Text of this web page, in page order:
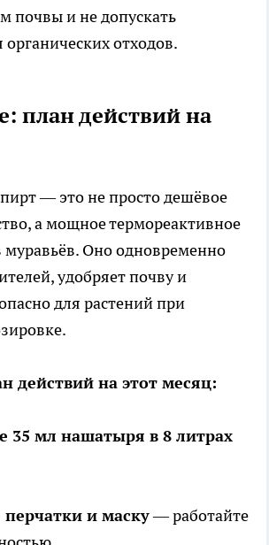
почвы и не допускать
органических отходов.
план действий на
— это не просто дешёвое
а мощное термореактивное
Оно одновременно
удобряет почву и
для растений при
действий на этот месяц:
35 мл нашатыря в 8 литрах
перчатки и маску— работайте